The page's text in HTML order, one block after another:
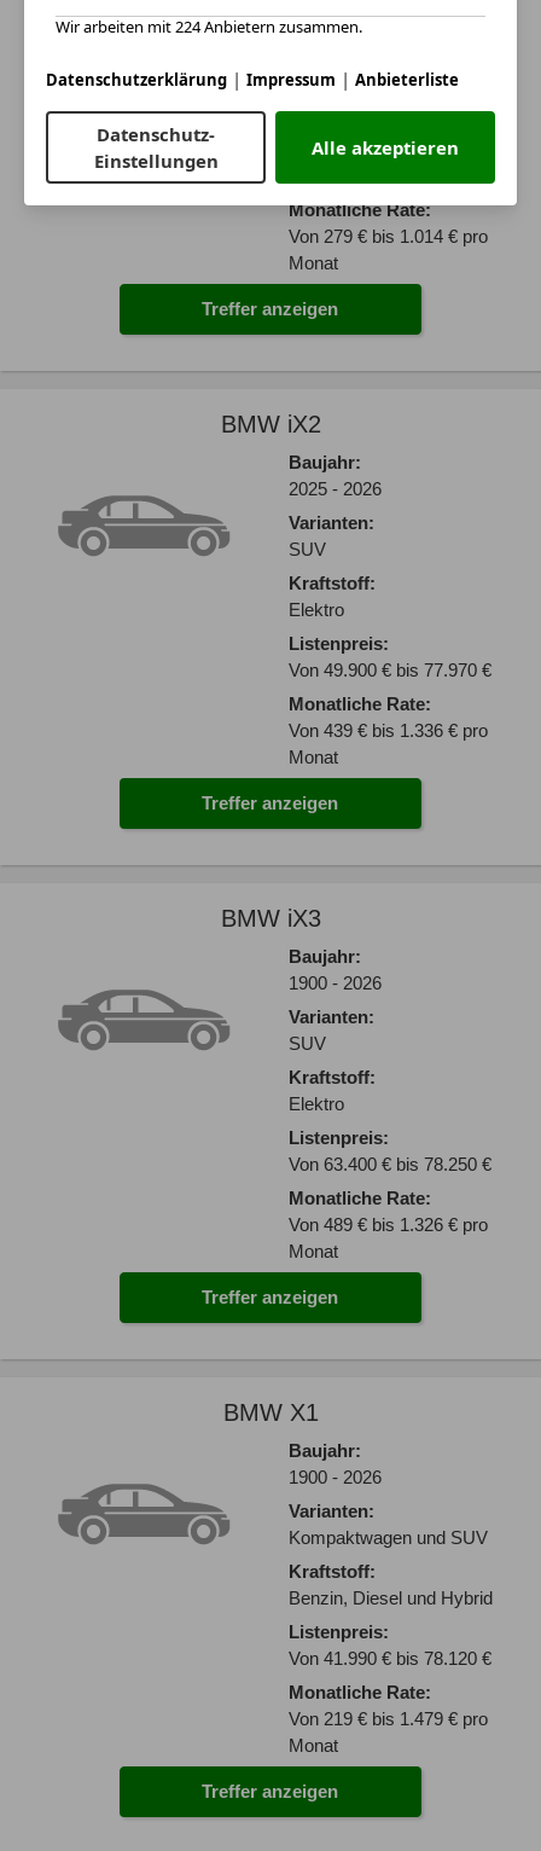
Varianten:
Kraftstoff:
Elektro
Listenpreis:
Monatliche Rate:
Von 279 € bis 1.014 € pro
Monat
Treffer anzeigen
BMW iX2
Baujahr:
2025 - 2026
Varianten:
SUV
Kraftstoff:
Elektro
Listenpreis:
Von 49.900 € bis 77.970 €
Monatliche Rate:
Von 439 € bis 1.336 € pro
Monat
Treffer anzeigen
BMW iX3
Baujahr:
1900 - 2026
Varianten:
SUV
Kraftstoff:
Elektro
Listenpreis:
Von 63.400 € bis 78.250 €
Monatliche Rate:
Von 489 € bis 1.326 € pro
Monat
Treffer anzeigen
BMW X1
Baujahr:
1900 - 2026
Varianten:
Kompaktwagen und SUV
Kraftstoff:
Benzin, Diesel und Hybrid
Listenpreis:
Von 41.990 € bis 78.120 €
Monatliche Rate:
Von 219 € bis 1.479 € pro
Monat
Treffer anzeigen
Wir arbeiten mit 224 Anbietern zusammen.
Datenschutzerklärung | Impressum | Anbieterliste
Datenschutz-
Einstellungen
Alle akzeptieren